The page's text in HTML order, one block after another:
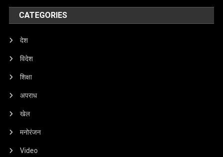
CATEGORIES
देश
विदेश
शिक्षा
अपराध
खेल
मनोरंजन
Video